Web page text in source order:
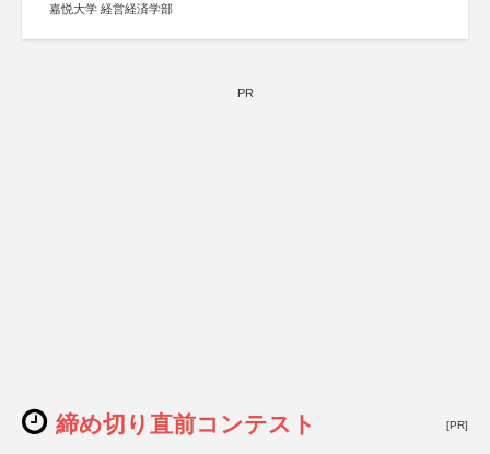
嘉悦大学 経営経済学部
PR
締め切り直前コンテスト [PR]